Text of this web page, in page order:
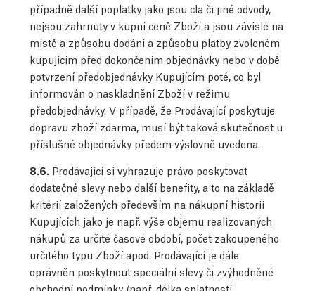
případně další poplatky jako jsou cla či jiné odvody,
nejsou zahrnuty v kupní ceně Zboží a jsou závislé na
místě a způsobu dodání a způsobu platby zvoleném
kupujícím před dokončením objednávky nebo v době
potvrzení předobjednávky Kupujícím poté, co byl
informován o naskladnění Zboží v režimu
předobjednávky. V případě, že Prodávající poskytuje
dopravu zboží zdarma, musí být taková skutečnost u
příslušné objednávky předem výslovně uvedena.
8.6. Prodávající si vyhrazuje právo poskytovat
dodatečné slevy nebo další benefity, a to na základě
kritérií založených především na nákupní historii
Kupujících jako je např. výše objemu realizovaných
nákupů za určité časové období, počet zakoupeného
určitého typu Zboží apod. Prodávající je dále
oprávněn poskytnout speciální slevy či zvýhodněné
obchodní podmínky (např. délka splatnosti,